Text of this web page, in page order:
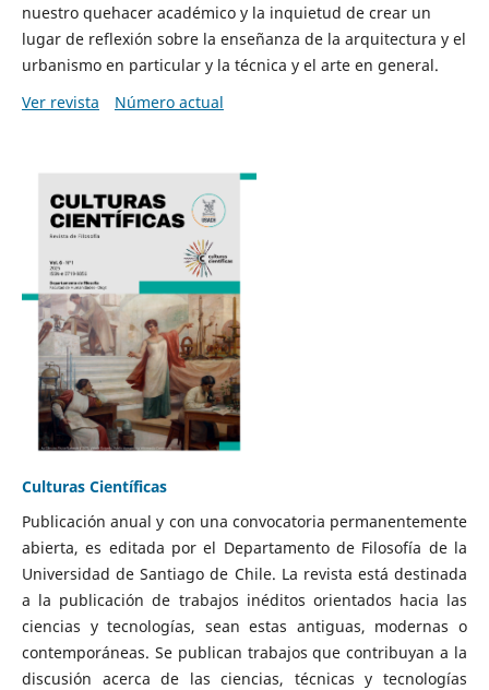
nuestro quehacer académico y la inquietud de crear un
lugar de reflexión sobre la enseñanza de la arquitectura y el
urbanismo en particular y la técnica y el arte en general.
Ver revista
Número actual
Culturas Científicas
Publicación anual y con una convocatoria permanentemente
abierta, es editada por el Departamento de Filosofía de la
Universidad de Santiago de Chile. La revista está destinada
a la publicación de trabajos inéditos orientados hacia las
ciencias y tecnologías, sean estas antiguas, modernas o
contemporáneas. Se publican trabajos que contribuyan a la
discusión acerca de las ciencias, técnicas y tecnologías